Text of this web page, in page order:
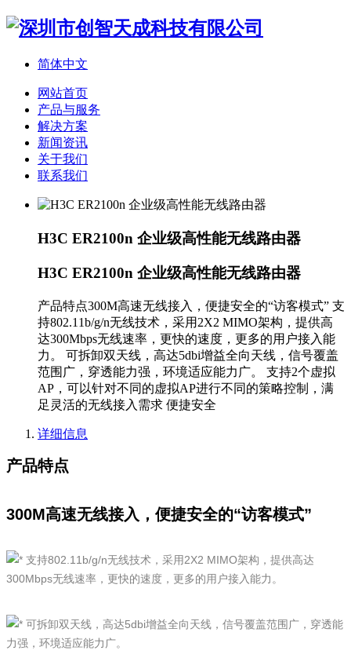
简体中文
网站首页
产品与服务
解决方案
新闻资讯
关于我们
联系我们
H3C ER2100n 企业级高性能无线路由器
H3C ER2100n 企业级高性能无线路由器
产品特点300M高速无线接入，便捷安全的“访客模式” 支
持802.11b/g/n无线技术，采用2X2 MIMO架构，提供高
达300Mbps无线速率，更快的速度，更多的用户接入能
力。 可拆卸双天线，高达5dbi增益全向天线，信号覆盖
范围广，穿透能力强，环境适应能力广。 支持2个虚拟
AP，可以针对不同的虚拟AP进行不同的策略控制，满
足灵活的无线接入需求 便捷安全
详细信息
产品特点
300M高速无线接入，便捷安全的“访客模式”
支持802.11b/g/n无线技术，采用2X2 MIMO架构，提供高达
300Mbps无线速率，更快的速度，更多的用户接入能力。
可拆卸双天线，高达5dbi增益全向天线，信号覆盖范围广，穿透能
力强，环境适应能力广。